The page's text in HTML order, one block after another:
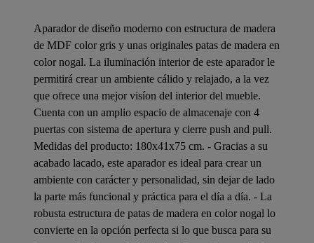
Aparador de diseño moderno con estructura de madera
de MDF color gris y unas originales patas de madera en
color nogal. La iluminación interior de este aparador le
permitirá crear un ambiente cálido y relajado, a la vez
que ofrece una mejor visíon del interior del mueble.
Cuenta con un amplio espacio de almacenaje con 4
puertas con sistema de apertura y cierre push and pull.
Medidas del producto: 180x41x75 cm. - Gracias a su
acabado lacado, este aparador es ideal para crear un
ambiente con carácter y personalidad, sin dejar de lado
la parte más funcional y práctica para el día a día. - La
robusta estructura de patas de madera en color nogal lo
convierte en la opción perfecta si lo que busca para su